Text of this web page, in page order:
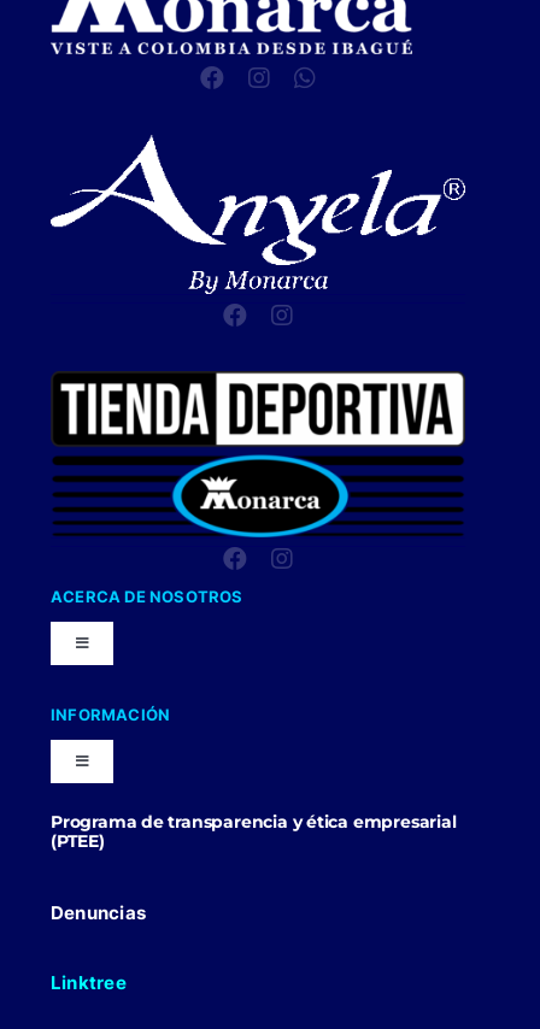
ACERCA DE NOSOTROS
Toggle
Navigation
Nuestra Compañia
Trabaja con nosotros
INFORMACIÓN
Toggle
Navigation
Blog
Politicas Comerciales
Programa de transparencia y ética empresarial
(PTEE)
Denuncias
Linktree